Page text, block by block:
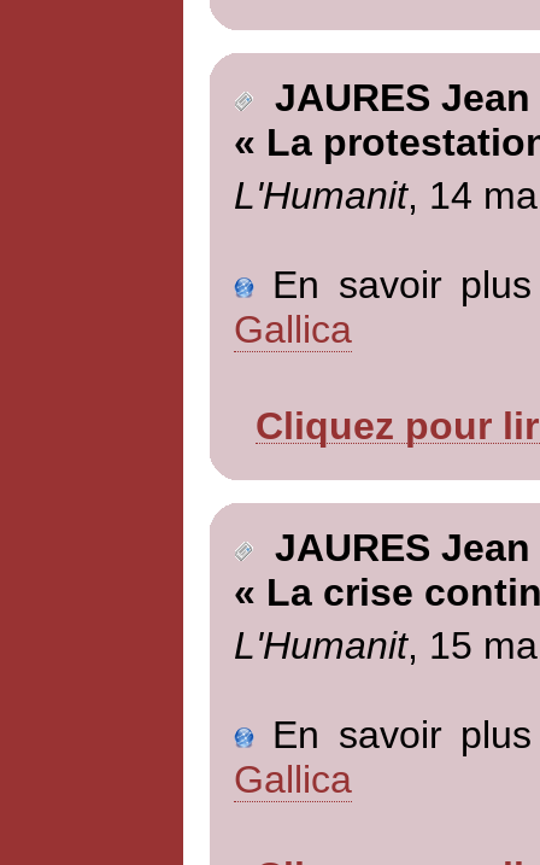
JAURES Jean
« La
L'Humanit, 14
En savoir
Gallica
Cliquez pour
JAURES Jean
« La crise
L'Humanit, 15
En savoir
Gallica